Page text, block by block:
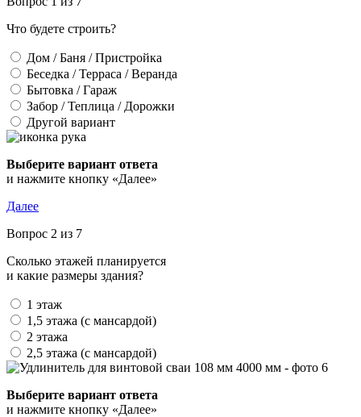
Что будете строить?
Дом / Баня / Пристройка
Беседка / Терраса / Веранда
Бытовка / Гараж
Забор / Теплица / Дорожки
Другой вариант
Выберите вариант ответа
и нажмите кнопку «Далее»
Далее
Вопрос 2 из 7
Сколько этажей планируется
и какие размеры здания?
1 этаж
1,5 этажа (с мансардой)
2 этажа
2,5 этажа (с мансардой)
Выберите вариант ответа
и нажмите кнопку «Далее»